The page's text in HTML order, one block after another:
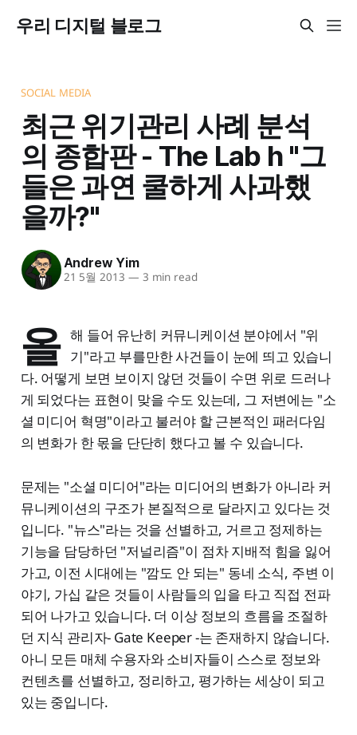
우리 디지털 블로그
SOCIAL MEDIA
최근 위기관리 사례 분석
의 종합판 - The Lab h "그
들은 과연 쿨하게 사과했
을까?"
Andrew Yim
21 5월 2013 — 3 min read
올 해 들어 유난히 커뮤니케이션 분야에서 "위
기"라고 부를만한 사건들이 눈에 띄고 있습니
다. 어떻게 보면 보이지 않던 것들이 수면 위로 드러나
게 되었다는 표현이 맞을 수도 있는데, 그 저변에는 "소
셜 미디어 혁명"이라고 불러야 할 근본적인 패러다임
의 변화가 한 몫을 단단히 했다고 볼 수 있습니다.
문제는 "소셜 미디어"라는 미디어의 변화가 아니라 커
뮤니케이션의 구조가 본질적으로 달라지고 있다는 것
입니다. "뉴스"라는 것을 선별하고, 거르고 정제하는
기능을 담당하던 "저널리즘"이 점차 지배적 힘을 잃어
가고, 이전 시대에는 "깜도 안 되는" 동네 소식, 주변 이
야기, 가십 같은 것들이 사람들의 입을 타고 직접 전파
되어 나가고 있습니다. 더 이상 정보의 흐름을 조절하
던 지식 관리자- Gate Keeper -는 존재하지 않습니다.
아니 모든 매체 수용자와 소비자들이 스스로 정보와
컨텐츠를 선별하고, 정리하고, 평가하는 세상이 되고
있는 중입니다.